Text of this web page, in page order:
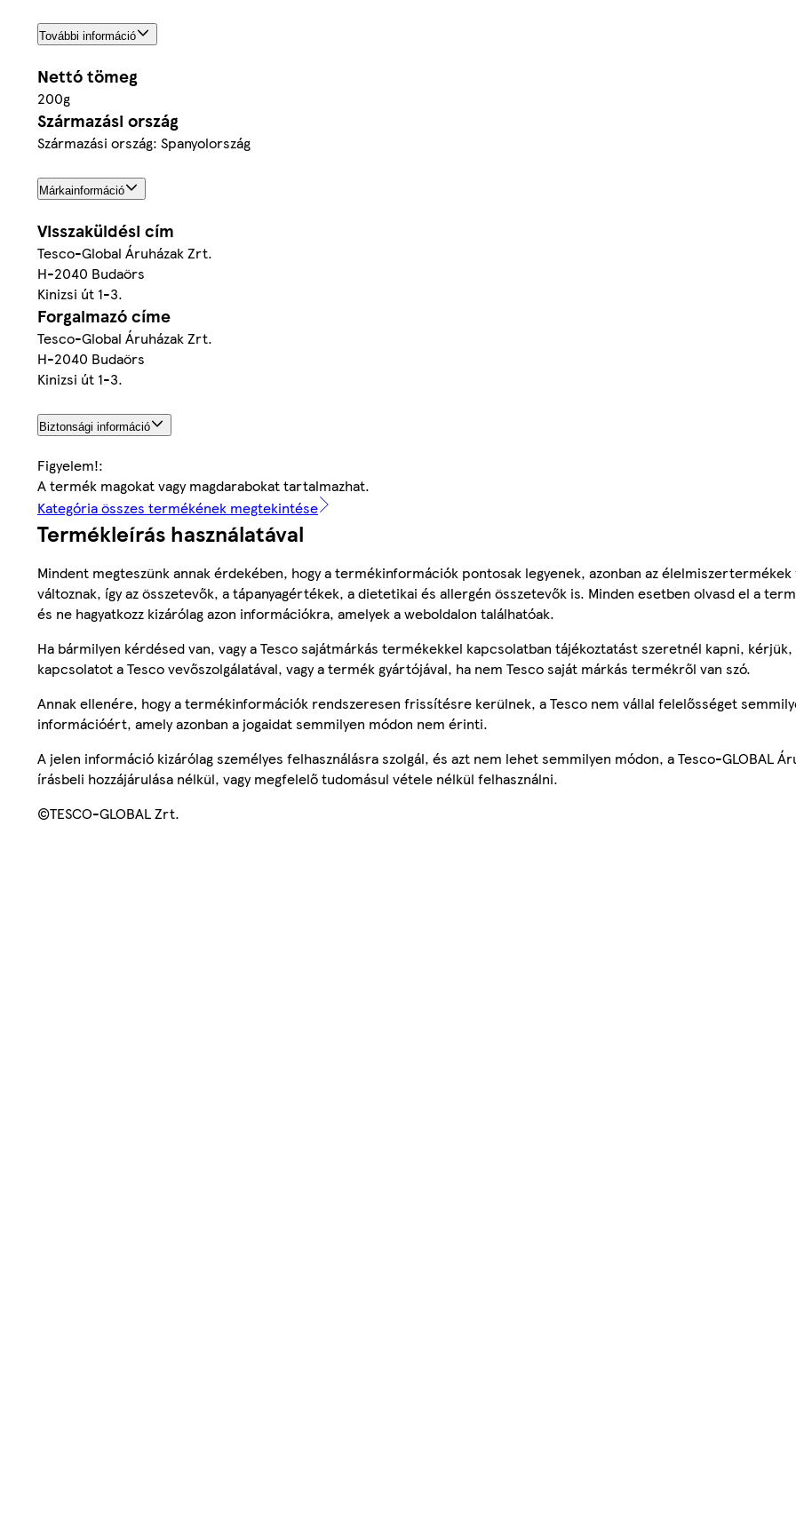
További információ
Nettó tömeg
200g
Származási ország
Származási ország: Spanyolország
Márkainformáció
Visszaküldési cím
Tesco-Global Áruházak Zrt.
H-2040 Budaörs
Kinizsi út 1-3.
Forgalmazó címe
Tesco-Global Áruházak Zrt.
H-2040 Budaörs
Kinizsi út 1-3.
Biztonsági információ
Figyelem!:
A termék magokat vagy magdarabokat tartalmazhat.
Kategória összes termékének megtekintése
Termékleírás használatával
Mindent megteszünk annak érdekében, hogy a termékinformációk pontosak legyenek, azonban az
változnak, így az összetevők, a tápanyagértékek, a dietetikai és allergén összetevők is. Minden esetben olvasd el a
és ne hagyatkozz kizárólag azon információkra, amelyek a weboldalon találhatóak.
Ha bármilyen kérdésed van, vagy a Tesco sajátmárkás termékekkel kapcsolatban tájékoztatást szeretnél kapni, kérjük,
kapcsolatot a Tesco vevőszolgálatával, vagy a termék gyártójával, ha nem Tesco saját márkás termékről van szó.
Annak ellenére, hogy a termékinformációk rendszeresen frissítésre kerülnek, a Tesco nem vállal felelősséget
információért, amely azonban a jogaidat semmilyen módon nem érinti.
A jelen információ kizárólag személyes felhasználásra szolgál, és azt nem lehet semmilyen módon, a Tesco-GLOBAL
írásbeli hozzájárulása nélkül, vagy megfelelő tudomásul vétele nélkül felhasználni.
©TESCO-GLOBAL Zrt.